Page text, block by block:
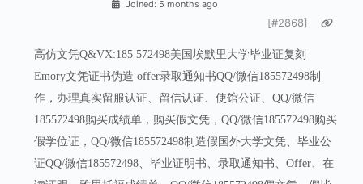
Joined: 5 months ago
[#2868]
高仿文凭Q&VX:185 572498美国埃默里大学毕业证复刻
Emory文凭证书伪造 offer录取通知书QQ/微信185572498制
作，办理真实留服认证、留信认证、使馆公证、QQ/微信
185572498购买成绩单，购买假文凭，QQ/微信185572498购买
假学位证，QQ/微信185572498制造假国外大学文凭、毕业公
证QQ/微信185572498、毕业证明书、录取通知书、Offer、在